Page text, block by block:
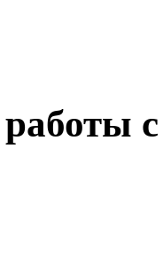
работы